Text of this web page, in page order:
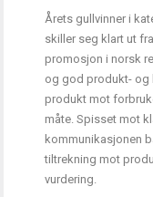
Årets gullvinner i
skiller seg klart ut
promosjon i norsk
og god produkt- og
produkt mot
måte. Spisset mot
kommunikasjonen
tiltrekning mot
vurdering.